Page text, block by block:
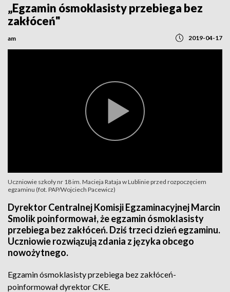
„Egzamin ósmoklasisty przebiega bez
zakłóceń"
am 2019-04-17
Uczniowie szkoły nr 18 im. Macieja Rataja w Lublinie przed rozpoczęciem
egzaminu (fot. PAP/Wojciech Pacewicz)
Dyrektor Centralnej Komisji Egzaminacyjnej Marcin
Smolik poinformował, że egzamin ósmoklasisty
przebiega bez zakłóceń. Dziś trzeci dzień egzaminu.
Uczniowie rozwiązują zdania z języka obcego
nowożytnego.
Egzamin ósmoklasisty przebiega bez zakłóceń-
poinformował dyrektor CKE.